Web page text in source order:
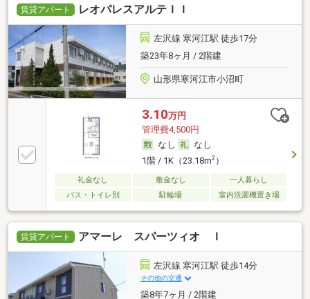
賃貸アパート レオパレスアルテＩＩ
左沢線 寒河江駅 徒歩17分
築23年8ヶ月 / 2階建
山形県寒河江市小沼町
3.10万円
管理費4,500円
なし
なし
1階 / 1K（23.18m2）
礼金なし 敷金なし
一人暮らし
バス・トイレ別
駐輪場 室内洗濯機置き場
賃貸アパート アマーレ スパーツィオ Ｉ
左沢線 寒河江駅 徒歩14分
その他の交通
築8年7ヶ月 / 2階建